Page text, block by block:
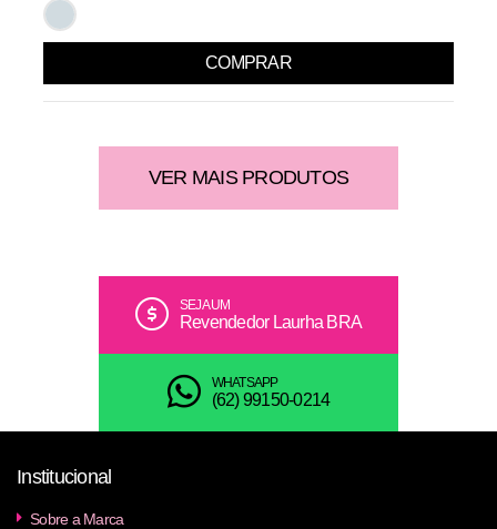
COMPRAR
VER MAIS PRODUTOS
SEJA UM
Revendedor Laurha BRA
WHATSAPP
(62) 99150-0214
Institucional
Sobre a Marca